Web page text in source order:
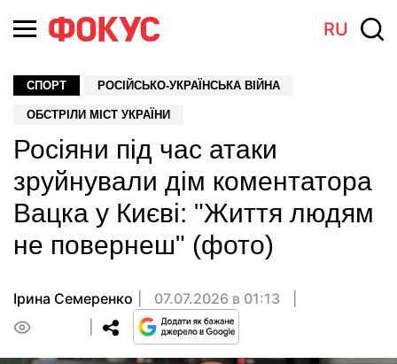
RU
СПОРТ РОСІЙСЬКО-УКРАЇНСЬКА ВІЙНА
ОБСТРІЛИ МІСТ УКРАЇНИ
Росіяни під час атаки
зруйнували дім коментатора
Вацка у Києві: "Життя людям
не повернеш" (фото)
Ірина Семеренко
07.07.2026 в 01:13